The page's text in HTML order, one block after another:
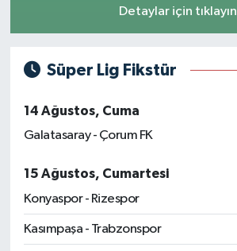
Detaylar için tıklayın
Süper Lig Fikstür
14 Ağustos, Cuma
Galatasaray - Çorum FK
15 Ağustos, Cumartesi
Konyaspor - Rizespor
Kasımpaşa - Trabzonspor